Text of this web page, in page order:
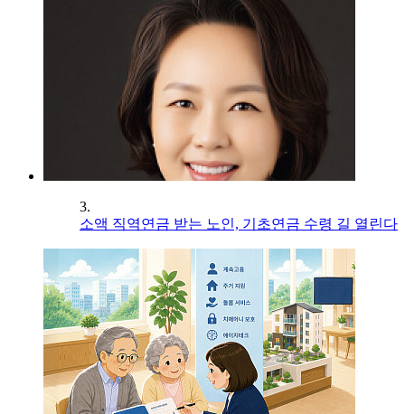
3.
소액 직역연금 받는 노인, 기초연금 수령 길 열린다